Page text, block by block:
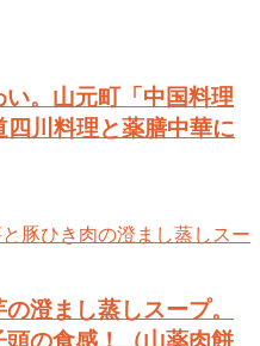
。山元町「中国料理
川料理と薬膳中華に
澄まし蒸しスープ。